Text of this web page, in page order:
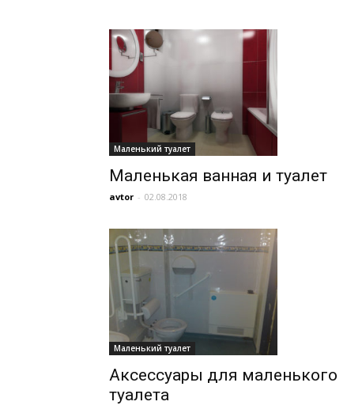
Маленький туалет
Маленькая ванная и туалет
avtor - 02.08.2018
Маленький туалет
Аксессуары для маленького
туалета